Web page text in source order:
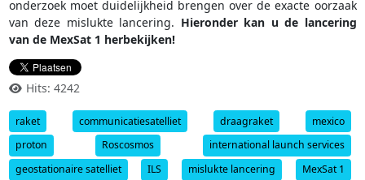
onderzoek moet duidelijkheid brengen over de exacte oorzaak
van deze mislukte lancering. Hieronder kan u de lancering
van de MexSat 1 herbekijken!
Hits: 4242
raket communicatiesatelliet draagraket
mexico
proton
Roscosmos
international launch services
geostationaire satelliet
ILS mislukte lancering
MexSat 1